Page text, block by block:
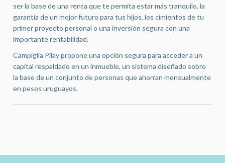
ser la base de una renta que te permita estar más tranquilo, la
garantía de un mejor futuro para tus hijos, los cimientos de tu
primer proyecto personal o una inversión segura con una
importante rentabilidad.
Campiglia Pilay propone una opción segura para acceder a un
capital respaldado en un inmueble, un sistema diseñado sobre
la base de un conjunto de personas que ahorran mensualmente
en pesos uruguayos.